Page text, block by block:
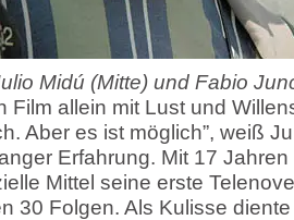
Midú (Mitte) und Fabio
Film allein mit Lust und
Aber es ist möglich”, weiß
Erfahrung. Mit 17
Mittel seine erste
30 Folgen. Als Kulisse